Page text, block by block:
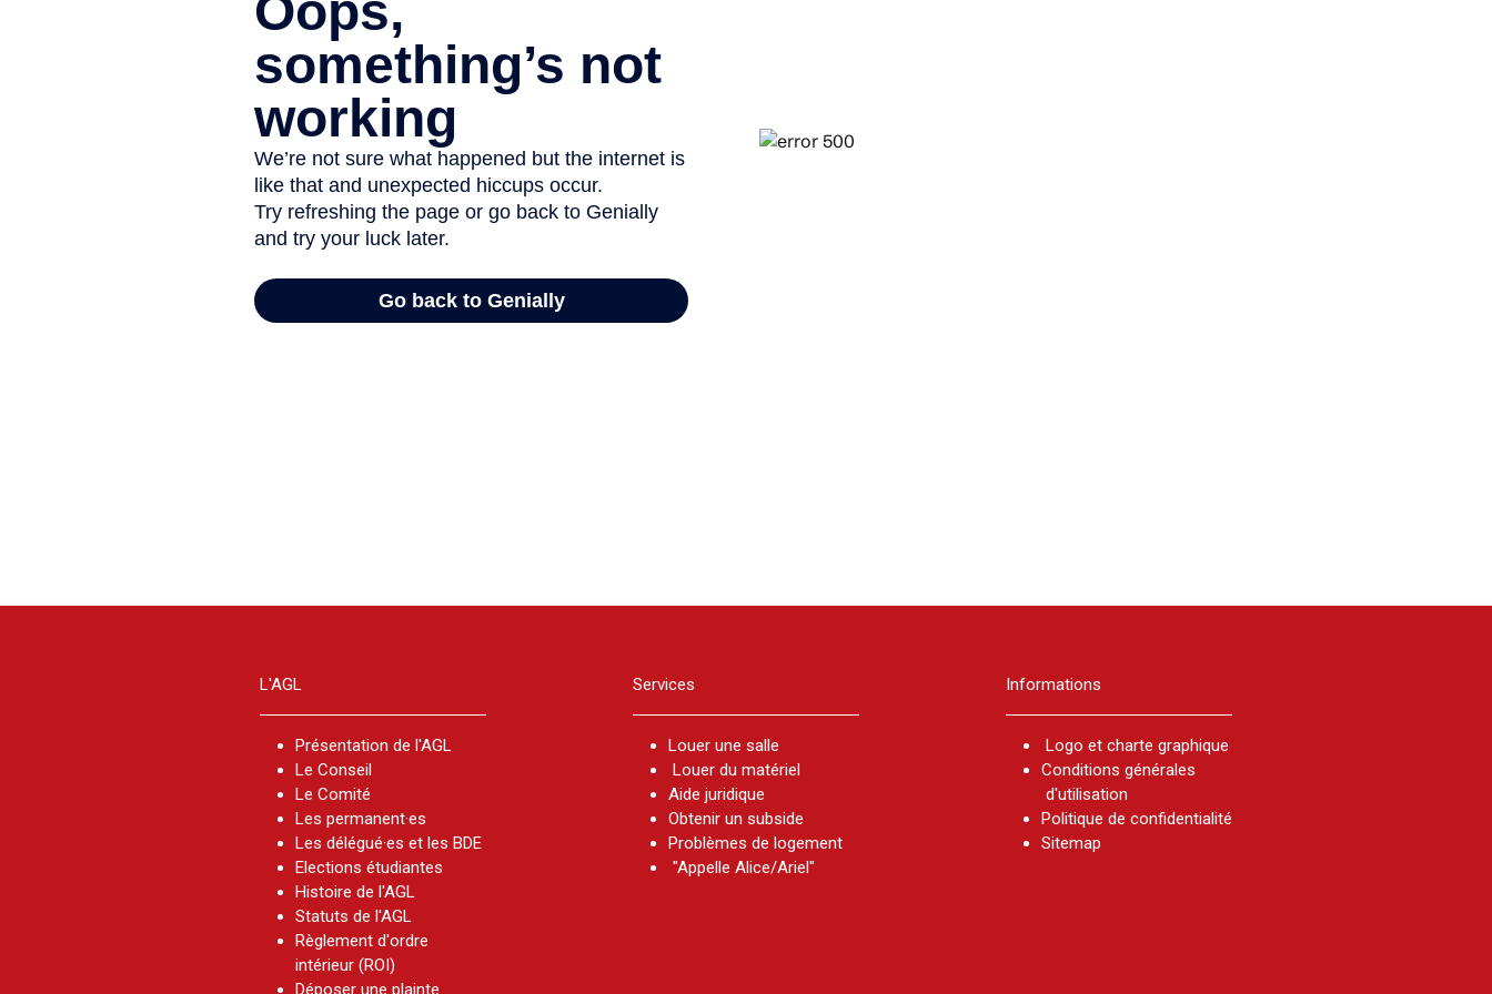
Services
Louer une salle
Louer du matériel
Aide juridique
Obtenir un subside
Problèmes de logement
"Appelle Alice/Ariel"
L'AGL
Présentation de l'AGL
Le Conseil
Le Comité
Les permanent·es
Les délégué·es et les BDE
Elections étudiantes
Histoire de l'AGL
Statuts de l'AGL
Règlement d'ordre
intérieur (ROI)
Déposer une plainte
Informations
Logo et charte graphique
Conditions générales
d'utilisation
Politique de confidentialité
Sitemap